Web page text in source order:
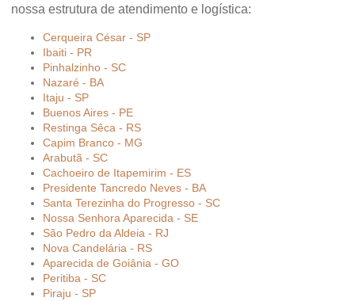
nossa estrutura de atendimento e logística:
Cerqueira César - SP
Ibaiti - PR
Pinhalzinho - SC
Nazaré - BA
Itaju - SP
Buenos Aires - PE
Restinga Sêca - RS
Capim Branco - MG
Arabutã - SC
Cachoeiro de Itapemirim - ES
Presidente Tancredo Neves - BA
Santa Terezinha do Progresso - SC
Nossa Senhora Aparecida - SE
São Pedro da Aldeia - RJ
Nova Candelária - RS
Aparecida de Goiânia - GO
Peritiba - SC
Piraju - SP